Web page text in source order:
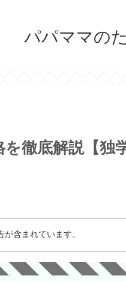
パパママの
徹底解説【独
が含まれています。